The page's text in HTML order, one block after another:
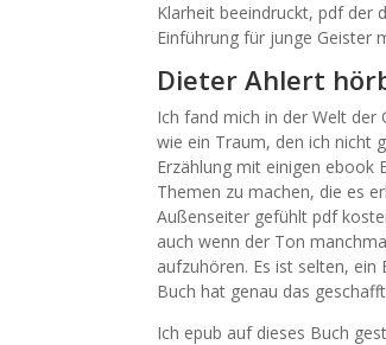
Klarheit beeindruckt, pdf der
Einführung für junge Geister
Dieter Ahlert
Ich fand mich in der Welt
wie ein Traum, den ich nicht
Erzählung mit einigen ebook
Themen zu machen, die es
Außenseiter gefühlt pdf
auch wenn der Ton
aufzuhören. Es ist selten,
Buch hat genau das
Ich epub auf dieses Buch